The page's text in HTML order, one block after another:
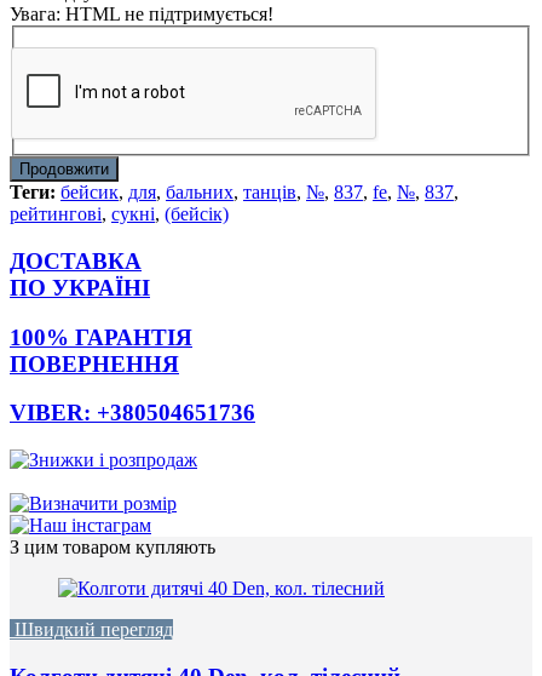
Увага: HTML не підтримується!
Продовжити
Теги: бейсик, для, бальних, танців, №, 837, fe, №, 837,
рейтингові, сукні, (бейсік)
ДОСТАВКА
ПО УКРАЇНІ
100% ГАРАНТІЯ
ПОВЕРНЕННЯ
VIBER: +380504651736
З цим товаром купляють
Швидкий перегляд